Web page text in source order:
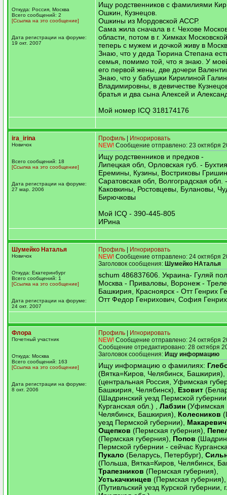
Откуда: Россия, Москва
Всего сообщений: 2
[Ссылка на это сообщение]
Дата регистрации на форуме:
19 окт. 2007
Ищу родственников с фамилиями
Ошкин, Кузнецов.
Ошкины из Мордовской АССР.
Сама жила сначала в г. Чехове
области, потом в г. Химках
теперь с мужем и дочкой живу в
Знаю, что у деда Тюрина Степана
семья, помимо той, что я знаю. У
его первой жены, две дочери
Знаю, что у бабушки Кирилиной
Владимировны, в девичестве
братья и два сына Алексей и
Мой номер ICQ 318174176
ira_irina
Новичок
Всего сообщений: 18
[Ссылка на это сообщение]
Дата регистрации на форуме:
27 мар. 2006
Профиль
Игнорировать
NEW! Сообщение отправлено: 23 октября
Ищу родственников и предков -
Липецкая обл, Орловская губ. -
Еремины, Кузины, Востриковы
Саратовская обл, Волгоградская
Каковкины, Ростовцевы, Булановы,
Бирючковы
Мой ICQ - 390-445-805
ИРина
Шумейко Наталья
Новичок
Откуда: Екатеринбург
Всего сообщений: 1
[Ссылка на это сообщение]
Дата регистрации на форуме:
24 окт. 2007
Профиль
Игнорировать
NEW! Сообщение отправлено: 24 октября
Заголовок сообщения: Шумейко НАталья
schum 486837606. Украина- Гуляй
Москва - Приваловы, Воронеж -
Башкирия, Красноярск - Отт Генрих
Отт Федор Генрихович, София
Флора
Почетный участник
Откуда: Москва
Всего сообщений: 163
[Ссылка на это сообщение]
Дата регистрации на форуме:
8 окт. 2006
Профиль
Игнорировать
NEW! Сообщение отправлено: 24 октября
Сообщение отредактировано: 28 октября
Заголовок сообщения: Ищу информацию
Ищу информацию о фамилиях:
(Вятка=Киров, Челябинск, Башкирия),
(центральная Россия, Уфимская
Башкирия, Челябинск), Езовит
(Шадринский уезд Пермской
Курганская обл.) , Лабзин (Уфимская
Челябинск, Башкирия), Колесников
уезд Пермской губернии),
Ощепков (Пермская губерния),
(Пермская губерния), Попов
Пермской губернии - сейчас
Пукало (Беларусь, Петербург),
(Польша, Вятка=Киров, Челябинск,
Трапезников (Пермская губерния),
Устькачкинцев (Пермская
(Путивльский уезд Курской губернии,